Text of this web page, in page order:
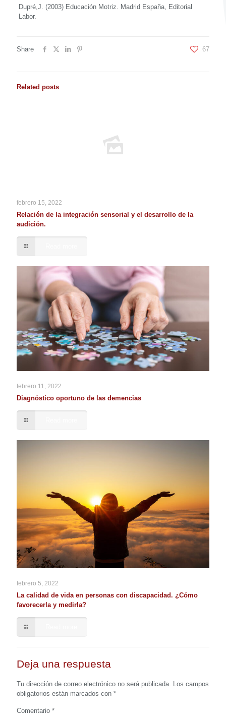
Dupré,J. (2003) Educación Motriz. Madrid España, Editorial
Labor.
Share 67
Related posts
febrero 15, 2022
Relación de la integración sensorial y el desarrollo de la
audición.
febrero 11, 2022
Diagnóstico oportuno de las demencias
febrero 5, 2022
La calidad de vida en personas con discapacidad. ¿Cómo
favorecerla y medirla?
Deja una respuesta
Tu dirección de correo electrónico no será publicada. Los campos
obligatorios están marcados con *
Comentario *